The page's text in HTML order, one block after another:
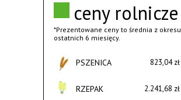
ceny rolnicze
*Prezentowane ceny to średnia z okresu
ostatnich 6 miesięcy.
PSZENICA 823,04 zł
RZEPAK 2.241,68 zł